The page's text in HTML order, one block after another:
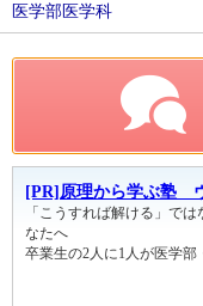
医学部医学科